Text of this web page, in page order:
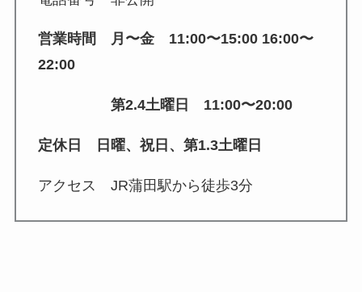
営業時間 月〜金 11:00〜15:00 16:00〜
22:00
第2.4土曜日 11:00〜20:00
定休日 日曜、祝日、第1.3土曜日
アクセス JR蒲田駅から徒歩3分